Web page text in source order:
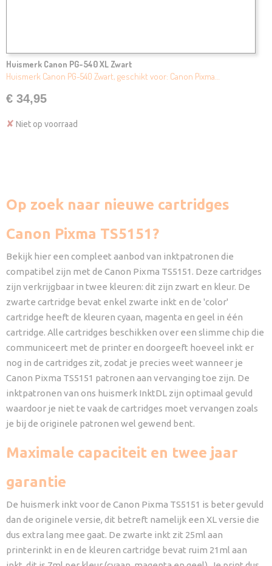
Huismerk Canon PG-540 XL Zwart
Huismerk Canon PG-540 Zwart, geschikt voor: Canon Pixma…
€ 34,95
✘ Niet op voorraad
Op zoek naar nieuwe cartridges
Canon Pixma TS5151?
Bekijk hier een compleet aanbod van inktpatronen die
compatibel zijn met de Canon Pixma TS5151. Deze cartridges
zijn verkrijgbaar in twee kleuren: dit zijn zwart en kleur. De
zwarte cartridge bevat enkel zwarte inkt en de 'color'
cartridge heeft de kleuren cyaan, magenta en geel in één
cartridge. Alle cartridges beschikken over een slimme chip die
communiceert met de printer en doorgeeft hoeveel inkt er
nog in de cartridges zit, zodat je precies weet wanneer je
Canon Pixma TS5151 patronen aan vervanging toe zijn. De
inktpatronen van ons huismerk InktDL zijn optimaal gevuld
waardoor je niet te vaak de cartridges moet vervangen zoals
je bij de originele patronen wel gewend bent.
Maximale capaciteit en twee jaar
garantie
De huismerk inkt voor de Canon Pixma TS5151 is beter gevuld
dan de originele versie, dit betreft namelijk een XL versie die
dus extra lang mee gaat. De zwarte inkt zit 25ml aan
printerinkt in en de kleuren cartridge bevat ruim 21ml aan